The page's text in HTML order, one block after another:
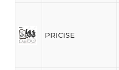
PRICISE